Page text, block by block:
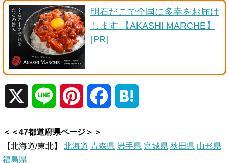
明石だこで全国に多幸をお届け
します 【AKASHI MARCHE】
[PR]
n n c t
＜＜47都道府県ページ＞＞
【北海道/東北】 北海道 青森県 岩手県 宮城県 秋田県 山形県
福島県